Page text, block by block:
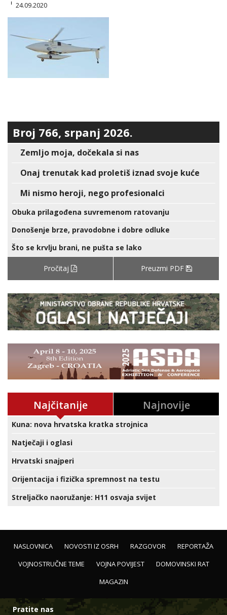
24.09.2020
Broj 766, srpanj 2026.
Zemljo moja, dočekala si nas
Onaj trenutak kad proletiš iznad svoje kuće
Mi nismo heroji, nego profesionalci
Obuka prilagođena suvremenom ratovanju
Donošenje brze, pravodobne i dobre odluke
Što se krvlju brani, ne pušta se lako
Pročitaj Preuzmi PDF
Najčitanije Najnovije
Kuna: nova hrvatska kratka strojnica
Natječaji i oglasi
Hrvatski snajperi
Orijentacija i fizička spremnost na testu
Streljačko naoružanje: H11 osvaja svijet
NASLOVNICA NOVOSTI IZ OSRH RAZGOVOR
REPORTAŽA
VOJNOSTRUČNE TEME
VOJNA POVIJEST
DOMOVINSKI RAT
MAGAZIN
Pratite nas